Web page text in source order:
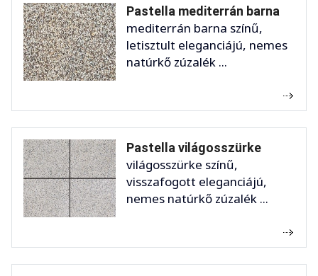
Pastella mediterrán barna
mediterrán barna színű,
letisztult eleganciájú, nemes
natúrkő zúzalék ...
Pastella világosszürke
világosszürke színű,
visszafogott eleganciájú,
nemes natúrkő zúzalék ...